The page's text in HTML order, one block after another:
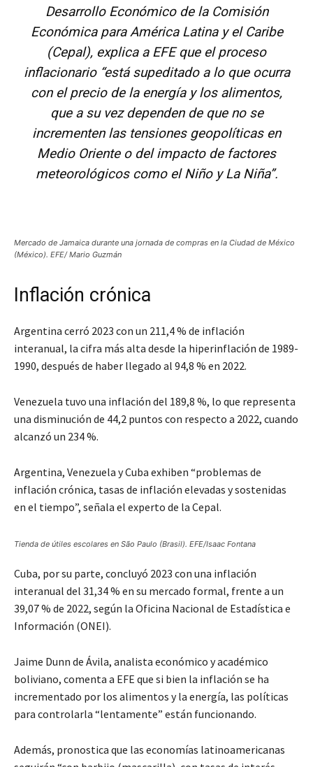
Desarrollo Económico de la Comisión
Económica para América Latina y el Caribe
(Cepal), explica a EFE que el proceso
inflacionario “está supeditado a lo que ocurra
con el precio de la energía y los alimentos,
que a su vez dependen de que no se
incrementen las tensiones geopolíticas en
Medio Oriente o del impacto de factores
meteorológicos como el Niño y La Niña”.
Mercado de Jamaica durante una jornada de compras en la Ciudad de México
(México). EFE/ Mario Guzmán
Inflación crónica
Argentina cerró 2023 con un 211,4 % de inflación
interanual, la cifra más alta desde la hiperinflación de 1989-
1990, después de haber llegado al 94,8 % en 2022.
Venezuela tuvo una inflación del 189,8 %, lo que representa
una disminución de 44,2 puntos con respecto a 2022, cuando
alcanzó un 234 %.
Argentina, Venezuela y Cuba exhiben “problemas de
inflación crónica, tasas de inflación elevadas y sostenidas
en el tiempo”, señala el experto de la Cepal.
Tienda de útiles escolares en São Paulo (Brasil). EFE/Isaac Fontana
Cuba, por su parte, concluyó 2023 con una inflación
interanual del 31,34 % en su mercado formal, frente a un
39,07 % de 2022, según la Oficina Nacional de Estadística e
Información (ONEI).
Jaime Dunn de Ávila, analista económico y académico
boliviano, comenta a EFE que si bien la inflación se ha
incrementado por los alimentos y la energía, las políticas
para controlarla “lentamente” están funcionando.
Además, pronostica que las economías latinoamericanas